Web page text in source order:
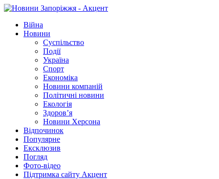
Війна
Новини
Суспільство
Події
Україна
Спорт
Економіка
Новини компаній
Політичні новини
Екологія
Здоров’я
Новини Херсона
Відпочинок
Популярне
Ексклюзив
Погляд
Фото-відео
Підтримка сайту Акцент